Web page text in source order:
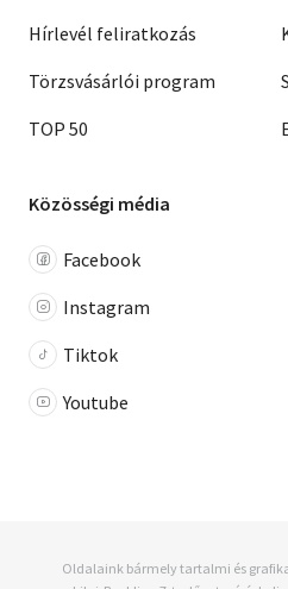
Hírlevél feliratkozás
Törzsvásárlói program
TOP 50
Közösségi média
Facebook
Instagram
Tiktok
Youtube
Oldalaink bármely tartalmi és